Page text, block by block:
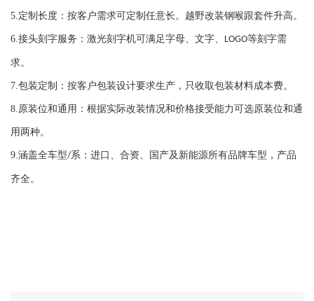
5.定制长度：按客户需求可定制任意长。越野改装钢喉跟套件升高。
6.接头刻字服务：激光刻字机可满足字母、文字、 LOGO等刻字需
求。
7.包装定制：按客户包装设计要求生产，只收取包装材料成本费。
8.原装位和通用：根据实际改装情况和价格接受能力可选原装位和通
用两种。
9.涵盖全车型/系：进口、合资、国产及新能源所有品牌车型，产品
齐全。